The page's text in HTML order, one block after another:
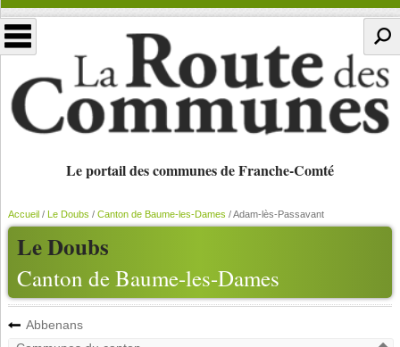
Le portail des communes de Franche-Comté
Le Doubs
Canton de Baume-les-Dames
Accueil/ Le Doubs / Canton de Baume-les-Dames /Adam-lès-Passavant
Abbenans